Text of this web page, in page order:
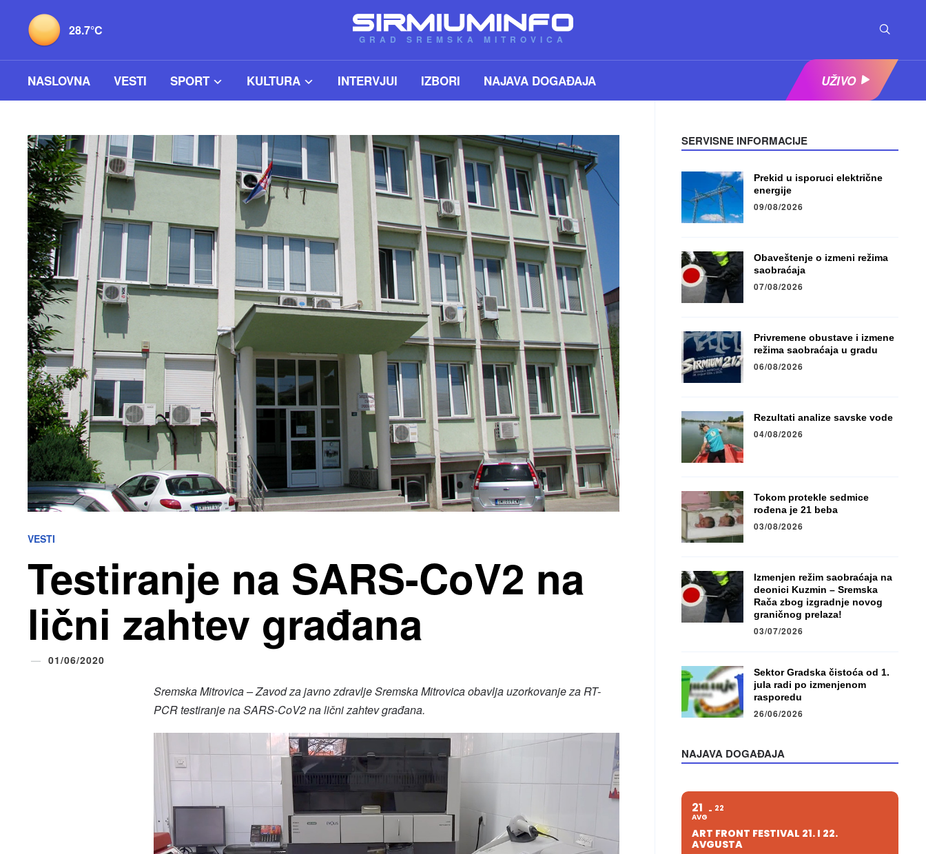
28.7°C
GRAD SREMSKA MITROVICA
NASLOVNA VESTI SPORT KULTURA INTERVJUI IZBORI NAJAVA DOGAĐAJA UŽIVO
VESTI
Testiranje na SARS-CoV2 na
lični zahtev građana
01/06/2020
Sremska Mitrovica – Zavod za javno zdravlje Sremska Mitrovica obavlja uzorkovanje za RT-
PCR testiranje na SARS-CoV2 na lični zahtev građana.
SERVISNE INFORMACIJE
Prekid u isporuci električne
energije
09/08/2026
Obaveštenje o izmeni režima
saobraćaja
07/08/2026
Privremene obustave i izmene
režima saobraćaja u gradu
06/08/2026
Rezultati analize savske vode
04/08/2026
Tokom protekle sedmice
rođena je 21 beba
03/08/2026
Izmenjen režim saobraćaja na
deonici Kuzmin – Sremska
Rača zbog izgradnje novog
graničnog prelaza!
03/07/2026
Sektor Gradska čistoća od 1.
jula radi po izmenjenom
rasporedu
26/06/2026
NAJAVA DOGAĐAJA
21
AVG
22
ART FRONT FESTIVAL 21. I 22.
AVGUSTA